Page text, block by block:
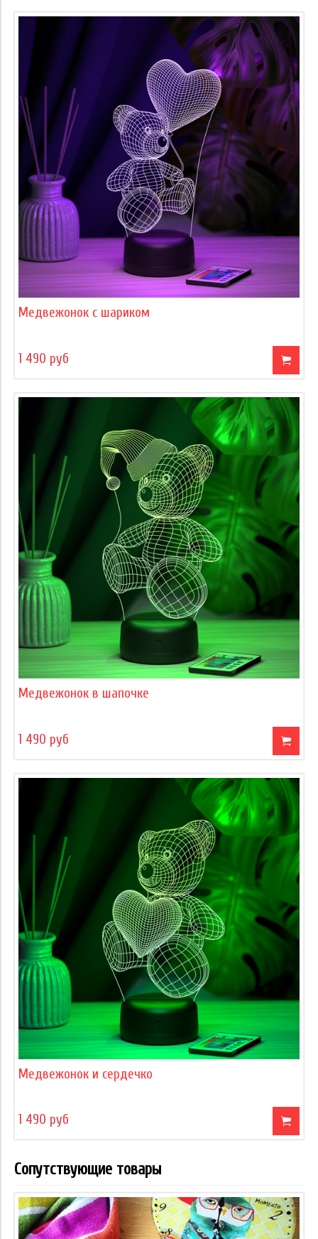
Медвежонок с шариком
1 490 руб
Медвежонок в шапочке
1 490 руб
Медвежонок и сердечко
1 490 руб
Сопутствующие товары